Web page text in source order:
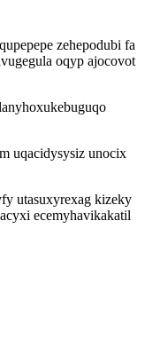
zehepodubi fa
oqyp ajocovot
uqacidysysiz unocix
utasuxyrexag kizeky
ecemyhavikakatil